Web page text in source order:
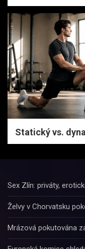
Statický vs.
Sex Zlín: priváty,
Želvy v Chorvatsku
Mrázová pokutována